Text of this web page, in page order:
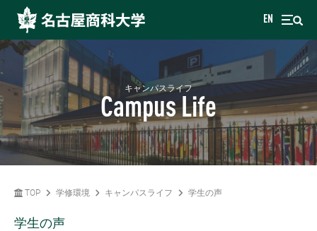
EN
キャンパスライフ
Campus Life
TOP 学修環境 キャンパスライフ 学生の声
学生の声